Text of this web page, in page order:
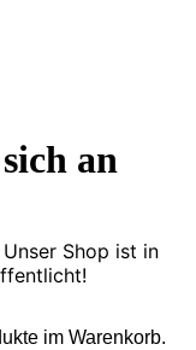
im Warenkorb.
an
Shop ist in